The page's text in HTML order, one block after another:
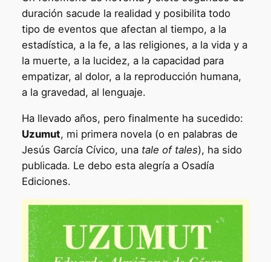
duración sacude la realidad y posibilita todo
tipo de eventos que afectan al tiempo, a la
estadística, a la fe, a las religiones, a la vida y a
la muerte, a la lucidez, a la capacidad para
empatizar, al dolor, a la reproducción humana,
a la gravedad, al lenguaje.
Ha llevado años, pero finalmente ha sucedido:
Uzumut, mi primera novela (o en palabras de
Jesús García Cívico, una tale of tales), ha sido
publicada. Le debo esta alegría a Osadía
Ediciones.